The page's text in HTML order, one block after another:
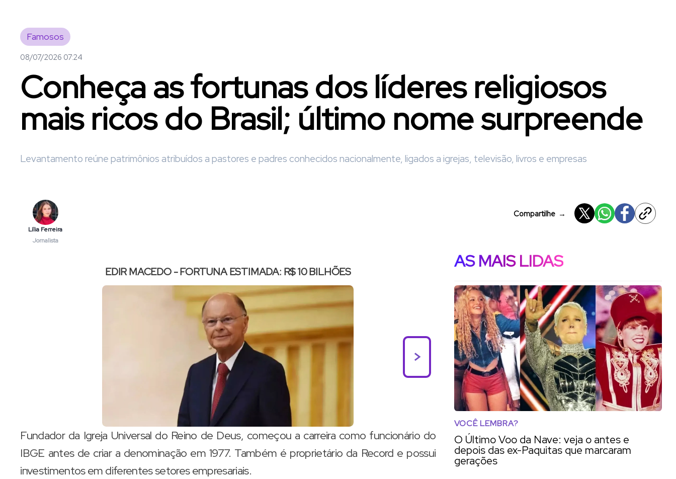
Famosos
08/07/2026 07:24
Conheça as fortunas dos líderes religiosos
mais ricos do Brasil; último nome surpreende
Levantamento reúne patrimônios atribuídos a pastores e padres conhecidos nacionalmente, ligados a igrejas, televisão, livros e empresas
Lília Ferreira
Jornalista
Compartilhe →
EDIR MACEDO - FORTUNA ESTIMADA: R$ 10 BILHÕES
>
Fundador da Igreja Universal do Reino de Deus, começou a carreira como funcionário do
IBGE antes de criar a denominação em 1977. Também é proprietário da Record e possui
investimentos em diferentes setores empresariais.
AS MAIS LIDAS
VOCÊ LEMBRA?
O Último Voo da Nave: veja o antes e
depois das ex-Paquitas que marcaram
gerações